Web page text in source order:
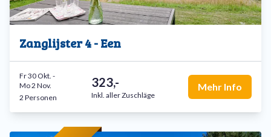
Zanglijster 4 - Een
323,-
Inkl. aller Zuschläge
Fr 30 Okt. -
Mo 2 Nov.
2 Personen
Mehr Info